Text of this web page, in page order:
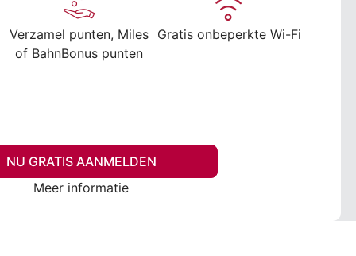
Verzamel punten, Miles
of BahnBonus punten
Gratis onbeperkte Wi-Fi
NU GRATIS AANMELDEN
Meer informatie